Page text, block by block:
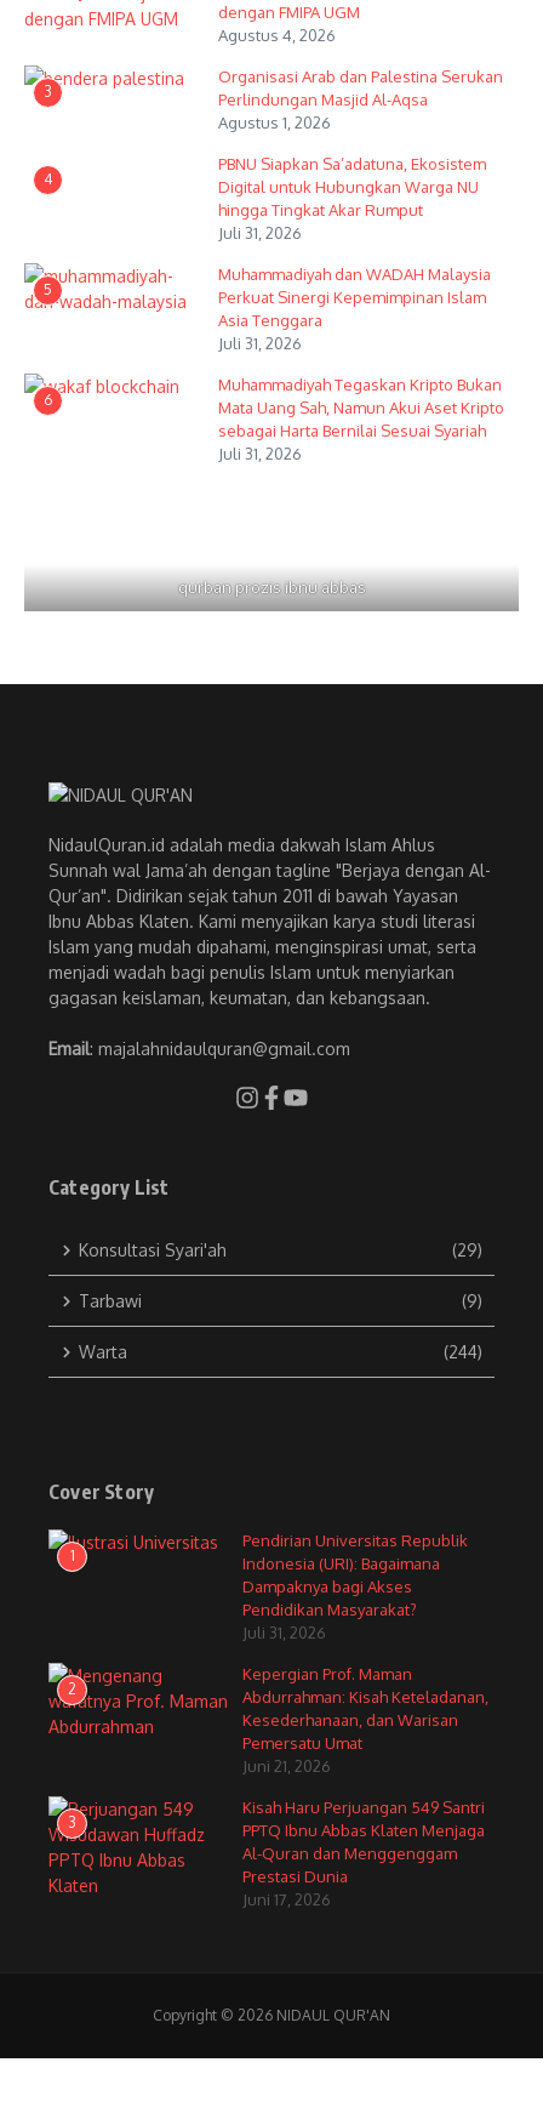
dengan FMIPA UGM
Agustus 4, 2026
3
Organisasi Arab dan Palestina Serukan
Perlindungan Masjid Al-Aqsa
Agustus 1, 2026
4
PBNU Siapkan Sa’adatuna, Ekosistem
Digital untuk Hubungkan Warga NU
hingga Tingkat Akar Rumput
Juli 31, 2026
5
Muhammadiyah dan WADAH Malaysia
Perkuat Sinergi Kepemimpinan Islam
Asia Tenggara
Juli 31, 2026
6
Muhammadiyah Tegaskan Kripto Bukan
Mata Uang Sah, Namun Akui Aset Kripto
sebagai Harta Bernilai Sesuai Syariah
Juli 31, 2026
qurban prozis ibnu abbas
NidaulQuran.id adalah media dakwah Islam Ahlus
Sunnah wal Jama’ah dengan tagline "Berjaya dengan Al-
Qur’an". Didirikan sejak tahun 2011 di bawah Yayasan
Ibnu Abbas Klaten. Kami menyajikan karya studi literasi
Islam yang mudah dipahami, menginspirasi umat, serta
menjadi wadah bagi penulis Islam untuk menyiarkan
gagasan keislaman, keumatan, dan kebangsaan.
Email: majalahnidaulquran@gmail.com
Category List
Konsultasi Syari'ah (29)
Tarbawi (9)
Warta (244)
Cover Story
1
Pendirian Universitas Republik
Indonesia (URI): Bagaimana
Dampaknya bagi Akses
Pendidikan Masyarakat?
Juli 31, 2026
2
Kepergian Prof. Maman
Abdurrahman: Kisah Keteladanan,
Kesederhanaan, dan Warisan
Pemersatu Umat
Juni 21, 2026
3
Kisah Haru Perjuangan 549 Santri
PPTQ Ibnu Abbas Klaten Menjaga
Al-Quran dan Menggenggam
Prestasi Dunia
Juni 17, 2026
Copyright © 2026 NIDAUL QUR'AN